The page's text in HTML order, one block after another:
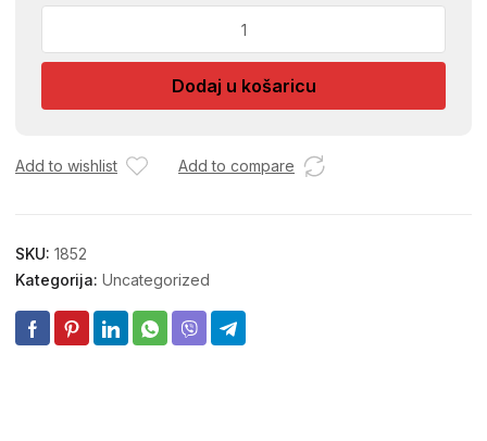
2
količina
Dodaj u košaricu
Add to wishlist Add to compare
SKU: 1852
Kategorija: Uncategorized